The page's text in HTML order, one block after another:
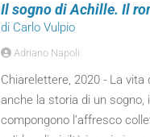
Il sogno di Achille. Il
di Carlo Vulpio
Adriano Napoli
Chiarelettere, 2020 - La vita
anche la storia di un
compongono l’affresco